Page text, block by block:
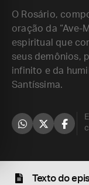
O Rosário,
oração da “Ave-
espiritual que
seus demônios,
infinito e da
Santíssima.
Texto do